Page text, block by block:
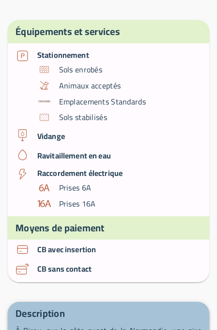
Équipements et services
Stationnement
Sols enrobés
Animaux acceptés
Emplacements Standards
Sols stabilisés
Vidange
Ravitaillement en eau
Raccordement électrique
Prises 6A
Prises 16A
Moyens de paiement
CB avec insertion
CB sans contact
Description